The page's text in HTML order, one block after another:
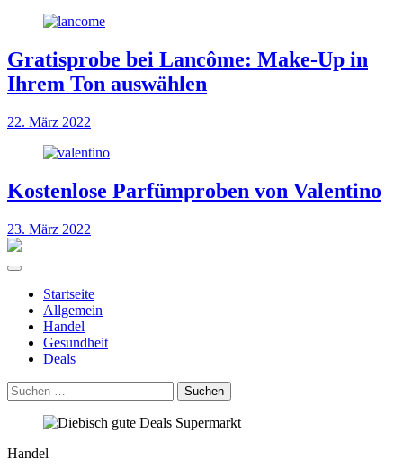
Gratisprobe bei Lancôme: Make-Up in
Ihrem Ton auswählen
22. März 2022
Kostenlose Parfümproben von Valentino
23. März 2022
Startseite
Allgemein
Handel
Gesundheit
Deals
Suchen
nach:
Handel